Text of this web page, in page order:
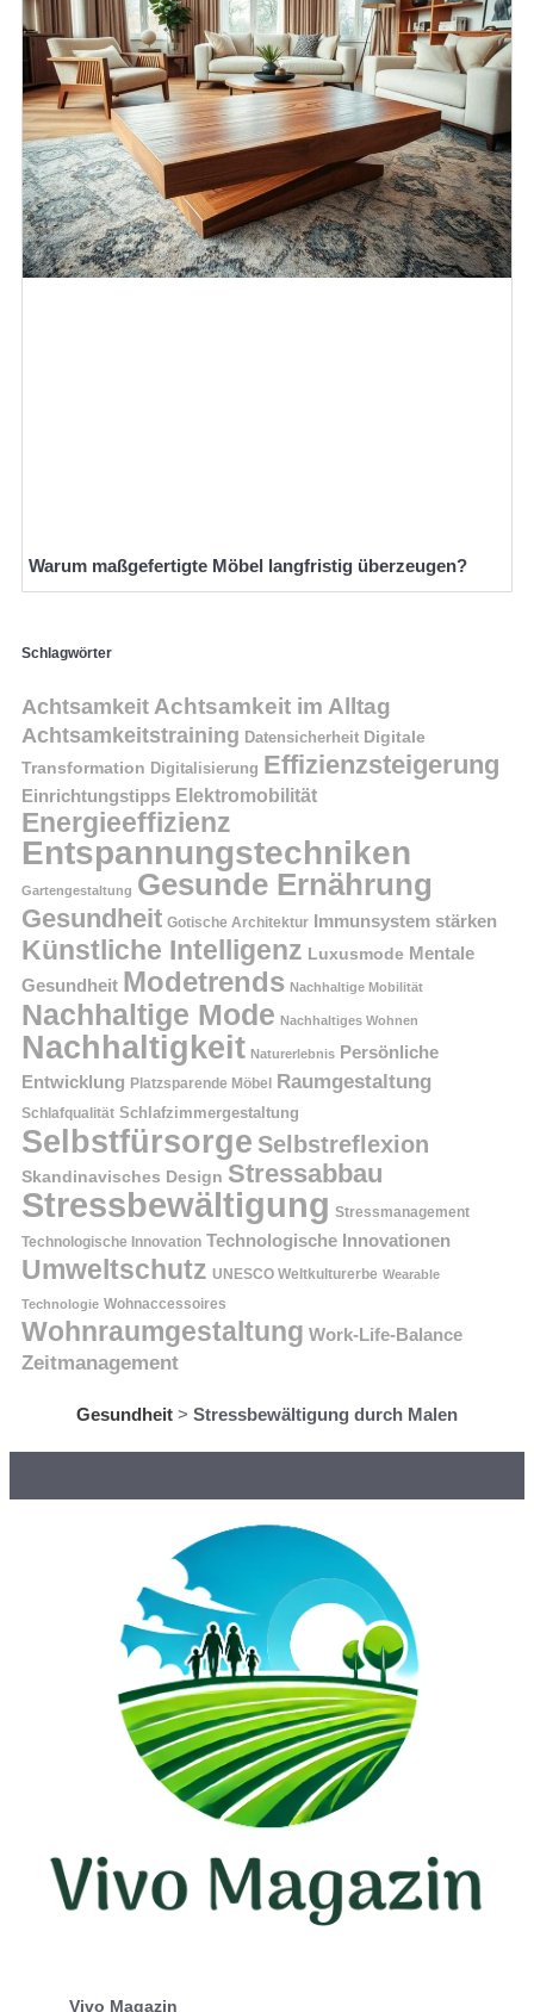
Warum maßgefertigte Möbel langfristig überzeugen?
Schlagwörter
Achtsamkeit Achtsamkeit im Alltag
Achtsamkeitstraining Datensicherheit Digitale
Transformation Digitalisierung Effizienzsteigerung
Einrichtungstipps Elektromobilität
Energieeffizienz
Entspannungstechniken
Gartengestaltung Gesunde Ernährung
Gesundheit Gotische Architektur Immunsystem stärken
Künstliche Intelligenz Luxusmode Mentale
Gesundheit Modetrends Nachhaltige Mobilität
Nachhaltige Mode Nachhaltiges Wohnen
Nachhaltigkeit Naturerlebnis Persönliche
Entwicklung Platzsparende Möbel Raumgestaltung
Schlafqualität Schlafzimmergestaltung
Selbstfürsorge Selbstreflexion
Skandinavisches Design Stressabbau
Stressbewältigung Stressmanagement
Technologische Innovation Technologische Innovationen
Umweltschutz UNESCO Weltkulturerbe Wearable
Technologie Wohnaccessoires
Wohnraumgestaltung Work-Life-Balance
Zeitmanagement
Gesundheit > Stressbewältigung durch Malen
Vivo Magazin